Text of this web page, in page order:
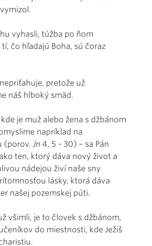
vyhasli, túžba po ňom
čo hľadajú Boha, sú čoraz
pretože už
náš hlboký smäd.
je muž alebo žena s džbánom
napríklad na
(porov. Jn 4, 5 - 30) – sa Pán
ten, ktorý dáva nový život a
nádejou živí naše sny
lásky, ktorá dáva
našej pozemskej púti.
všimli, je to človek s džbánom,
do miestnosti, kde Ježiš